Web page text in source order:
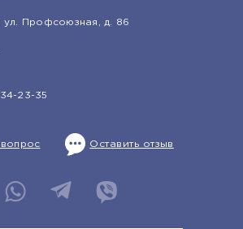
23-35
ул. Профсоюзная, д. 86
вопрос Оставить отзыв